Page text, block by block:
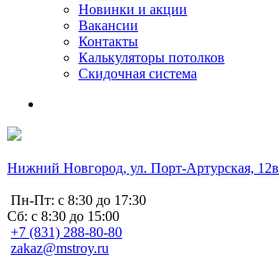
Новинки и акции
Вакансии
Контакты
Калькуляторы потолков
Скидочная система
Нижний Новгород, ул. Порт-Артурская, 12в
Пн-Пт: с 8:30 до 17:30
Сб: с 8:30 до 15:00
+7 (831) 288-80-80
zakaz@mstroy.ru